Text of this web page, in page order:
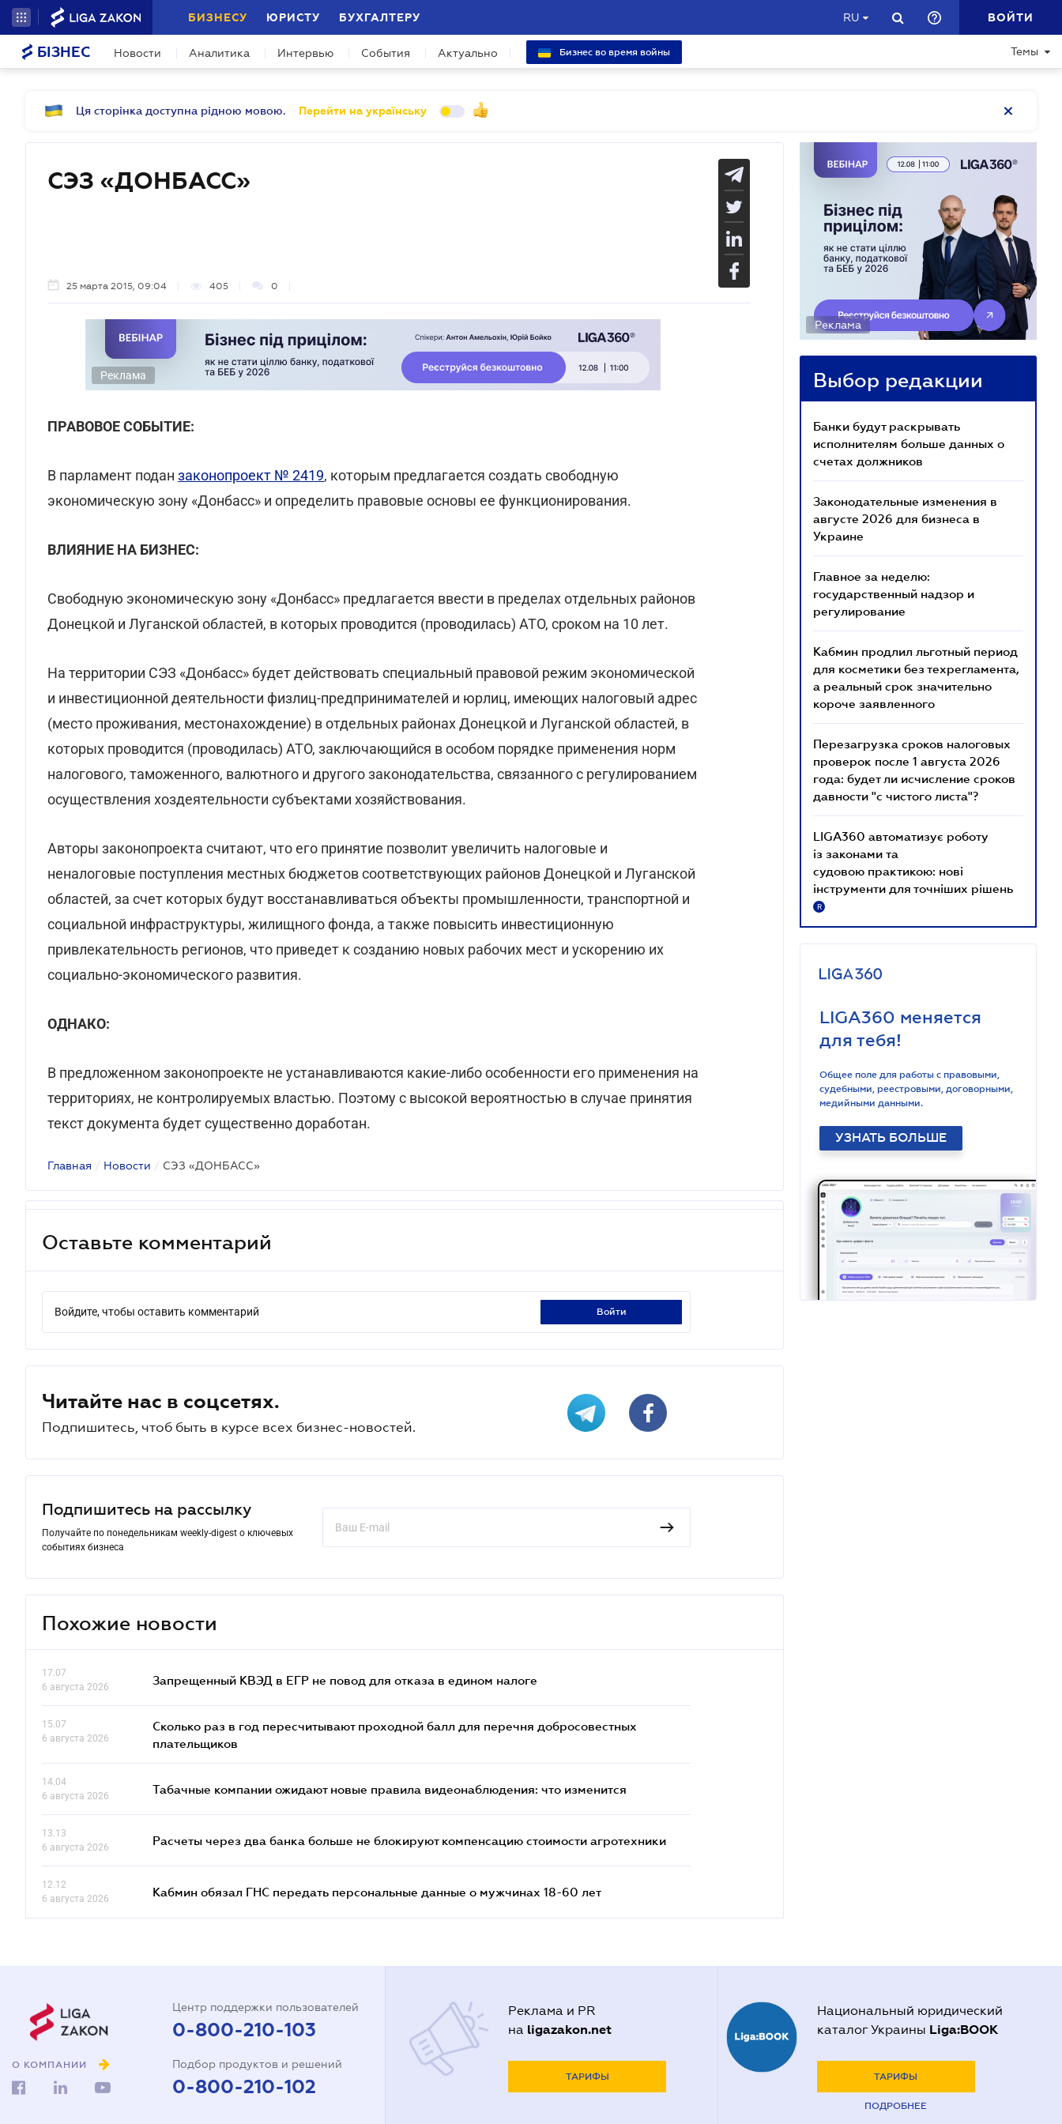
БИЗНЕСУ ЮРИСТУ БУХГАЛТЕРУ RU ВОЙТИ
БІЗНЕС Новости Аналитика Интервью События Актуально Бизнес во время войны Темы
Ця сторінка доступна рідною мовою. Перейти на українську
СЭЗ «ДОНБАСС»
25 марта 2015, 09:04 405 0
Реклама
ПРАВОВОЕ СОБЫТИЕ:
В парламент подан законопроект № 2419, которым предлагается создать свободную
экономическую зону «Донбасс» и определить правовые основы ее функционирования.
ВЛИЯНИЕ НА БИЗНЕС:
Свободную экономическую зону «Донбасс» предлагается ввести в пределах отдельных районов
Донецкой и Луганской областей, в которых проводится (проводилась) АТО, сроком на 10 лет.
На территории СЭЗ «Донбасс» будет действовать специальный правовой режим экономической
и инвестиционной деятельности физлиц-предпринимателей и юрлиц, имеющих налоговый адрес
(место проживания, местонахождение) в отдельных районах Донецкой и Луганской областей, в
которых проводится (проводилась) АТО, заключающийся в особом порядке применения норм
налогового, таможенного, валютного и другого законодательства, связанного с регулированием
осуществления хоздеятельности субъектами хозяйствования.
Авторы законопроекта считают, что его принятие позволит увеличить налоговые и
неналоговые поступления местных бюджетов соответствующих районов Донецкой и Луганской
областей, за счет которых будут восстанавливаться объекты промышленности, транспортной и
социальной инфраструктуры, жилищного фонда, а также повысить инвестиционную
привлекательность регионов, что приведет к созданию новых рабочих мест и ускорению их
социально-экономического развития.
ОДНАКО:
В предложенном законопроекте не устанавливаются какие-либо особенности его применения на
территориях, не контролируемых властью. Поэтому с высокой вероятностью в случае принятия
текст документа будет существенно доработан.
Главная / Новости / СЭЗ «ДОНБАСС»
Оставьте комментарий
Войдите, чтобы оставить комментарий войти
Читайте нас в соцсетях.
Подпишитесь, чтоб быть в курсе всех бизнес-новостей.
Подпишитесь на рассылку
Получайте по понедельникам weekly-digest о ключевых
событиях бизнеса
Похожие новости
17.07
6 августа 2026
Запрещенный КВЭД в ЕГР не повод для отказа в едином налоге
15.07
6 августа 2026
Сколько раз в год пересчитывают проходной балл для перечня добросовестных
плательщиков
14.04
6 августа 2026
Табачные компании ожидают новые правила видеонаблюдения: что изменится
13.13
6 августа 2026
Расчеты через два банка больше не блокируют компенсацию стоимости агротехники
12.12
6 августа 2026
Кабмин обязал ГНС передать персональные данные о мужчинах 18-60 лет
Реклама
Выбор редакции
Банки будут раскрывать
исполнителям больше данных о
счетах должников
Законодательные изменения в
августе 2026 для бизнеса в
Украине
Главное за неделю:
государственный надзор и
регулирование
Кабмин продлил льготный период
для косметики без техрегламента,
а реальный срок значительно
короче заявленного
Перезагрузка сроков налоговых
проверок после 1 августа 2026
года: будет ли исчисление сроков
давности "с чистого листа"?
LIGA360 автоматизує роботу
із законами та
судовою практикою: нові
інструменти для точніших рішень
R
LIGA360 меняется
для тебя!
Общее поле для работы с правовыми,
судебными, реестровыми, договорными,
медийными данными.
УЗНАТЬ БОЛЬШЕ
О КОМПАНИИ
Центр поддержки пользователей
0-800-210-103
Подбор продуктов и решений
0-800-210-102
Реклама и PR
на ligazakon.net
ТАРИФЫ
Национальный юридический
каталог Украины Liga:BOOK
ТАРИФЫ
ПОДРОБНЕЕ